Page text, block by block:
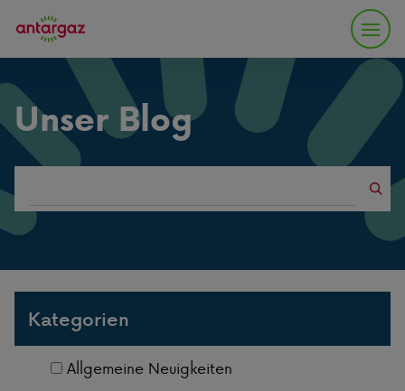
Unser Blog
blogs
Kategorien
Allgemeine Neuigkeiten